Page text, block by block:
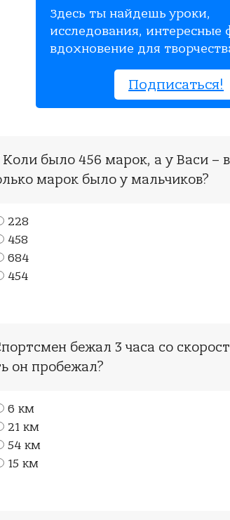
Здесь ты найдешь уроки,
исследования, интересные
вдохновение для
Подписаться!
Коли было 456 марок, а у Васи –
марок было у мальчиков?
228
458
684
454
бежал 3 часа со
он пробежал?
6 км
21 км
54 км
15 км